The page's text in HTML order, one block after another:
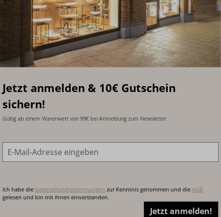
Jetzt anmelden & 10€ Gutschein
sichern!
Gültig ab einem Warenwert von 99€ bei Anmeldung zum Newsletter.
E-Mail-Adresse
Ich habe die Datenschutzbestimmungen zur Kenntnis genommen und die AGB
gelesen und bin mit ihnen einverstanden.
Jetzt anmelden!